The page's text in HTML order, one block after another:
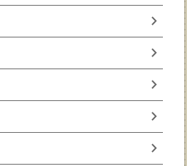
chevron_right
chevron_right
chevron_right
chevron_right
chevron_right